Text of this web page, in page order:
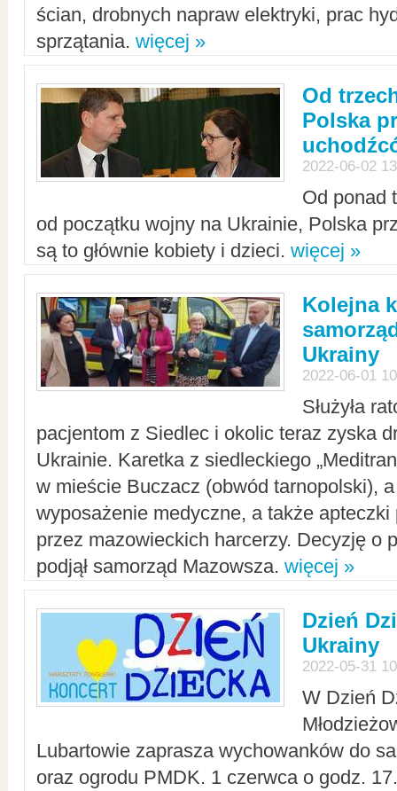
ścian, drobnych napraw elektryki, prac
sprzątania. więcej »
Od
Polska
2022-06-02
Od ponad
od początku wojny na Ukrainie, Polska
są to głównie kobiety i dzieci. więcej »
Kolejna
Ukrainy
2022-06-01
Służyła
pacjentom z Siedlec i okolic teraz zyska
Ukrainie. Karetka z siedleckiego
w mieście Buczacz (obwód tarnopolski),
wyposażenie medyczne, a także apteczki
przez mazowieckich harcerzy. Decyzję o
podjął samorząd Mazowsza. więcej »
Dzień
Ukrainy
2022-05-31
W Dzień
Lubartowie zaprasza wychowanków do
oraz ogrodu PMDK. 1 czerwca o godz.